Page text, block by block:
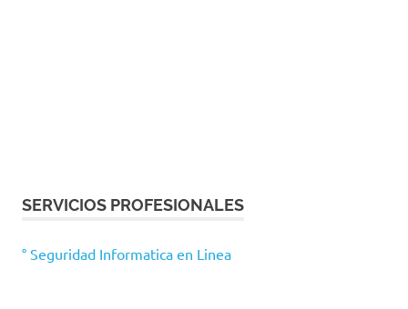
SERVICIOS PROFESIONALES
° Seguridad Informatica en Linea